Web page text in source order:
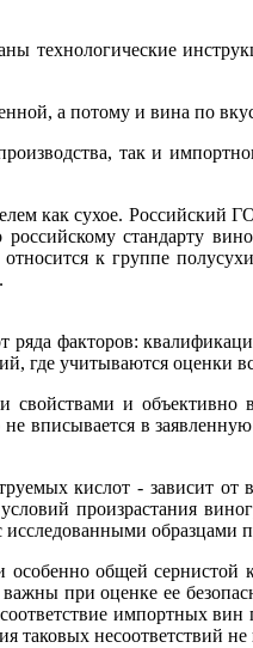
технологические
а потому и вина по
так и
как сухое. Российский
стандарту
к группе
ряда факторов:
где учитываются оценки
свойствами и
вписывается в
кислот - зависит от
произрастания
образцами
особенно общей
при оценке ее
импортных
таковых несоответствий